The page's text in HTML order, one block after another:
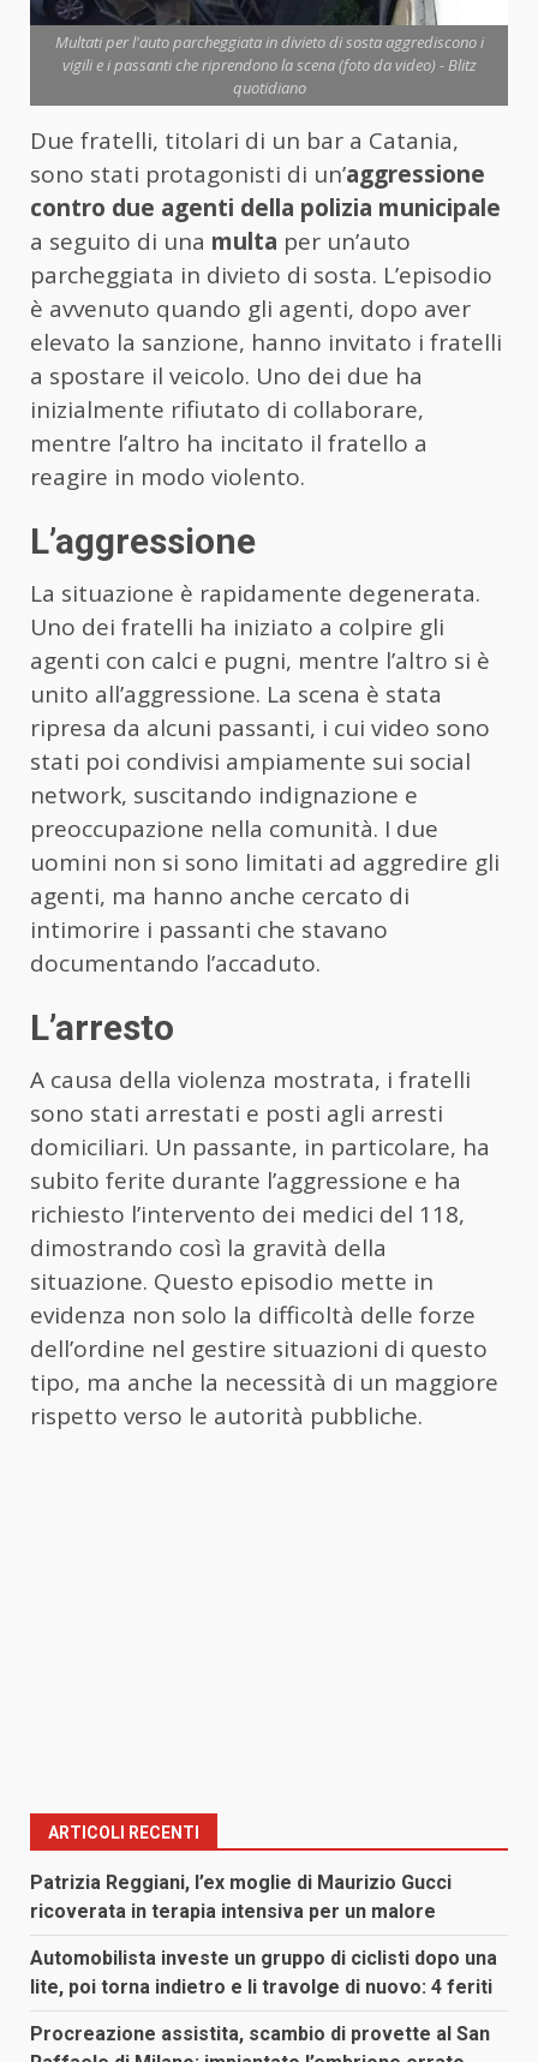
Multati per l'auto parcheggiata in divieto di sosta aggrediscono i
vigili e i passanti che riprendono la scena (foto da video) - Blitz
quotidiano
Due fratelli, titolari di un bar a Catania,
sono stati protagonisti di un’aggressione
contro due agenti della polizia municipale
a seguito di una multa per un’auto
parcheggiata in divieto di sosta. L’episodio
è avvenuto quando gli agenti, dopo aver
elevato la sanzione, hanno invitato i fratelli
a spostare il veicolo. Uno dei due ha
inizialmente rifiutato di collaborare,
mentre l’altro ha incitato il fratello a
reagire in modo violento.
L’aggressione
La situazione è rapidamente degenerata.
Uno dei fratelli ha iniziato a colpire gli
agenti con calci e pugni, mentre l’altro si è
unito all’aggressione. La scena è stata
ripresa da alcuni passanti, i cui video sono
stati poi condivisi ampiamente sui social
network, suscitando indignazione e
preoccupazione nella comunità. I due
uomini non si sono limitati ad aggredire gli
agenti, ma hanno anche cercato di
intimorire i passanti che stavano
documentando l’accaduto.
L’arresto
A causa della violenza mostrata, i fratelli
sono stati arrestati e posti agli arresti
domiciliari. Un passante, in particolare, ha
subito ferite durante l’aggressione e ha
richiesto l’intervento dei medici del 118,
dimostrando così la gravità della
situazione. Questo episodio mette in
evidenza non solo la difficoltà delle forze
dell’ordine nel gestire situazioni di questo
tipo, ma anche la necessità di un maggiore
rispetto verso le autorità pubbliche.
ARTICOLI RECENTI
Patrizia Reggiani, l’ex moglie di Maurizio Gucci
ricoverata in terapia intensiva per un malore
Automobilista investe un gruppo di ciclisti dopo una
lite, poi torna indietro e li travolge di nuovo: 4 feriti
Procreazione assistita, scambio di provette al San